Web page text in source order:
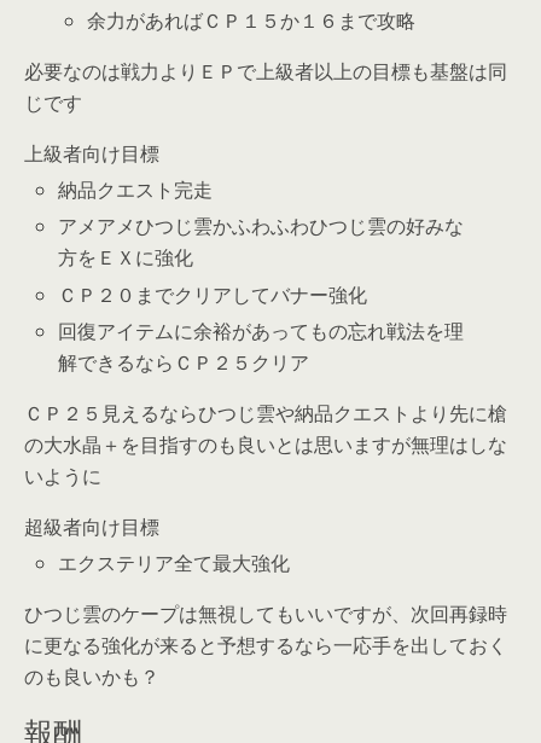
余力があればＣＰ１５か１６まで攻略
必要なのは戦力よりＥＰで上級者以上の目標も基盤は同
じです
上級者向け目標
納品クエスト完走
アメアメひつじ雲かふわふわひつじ雲の好みな
方をＥＸに強化
ＣＰ２０までクリアしてバナー強化
回復アイテムに余裕があってもの忘れ戦法を理
解できるならＣＰ２５クリア
ＣＰ２５見えるならひつじ雲や納品クエストより先に槍
の大水晶＋を目指すのも良いとは思いますが無理はしな
いように
超級者向け目標
エクステリア全て最大強化
ひつじ雲のケープは無視してもいいですが、次回再録時
に更なる強化が来ると予想するなら一応手を出しておく
のも良いかも？
報酬